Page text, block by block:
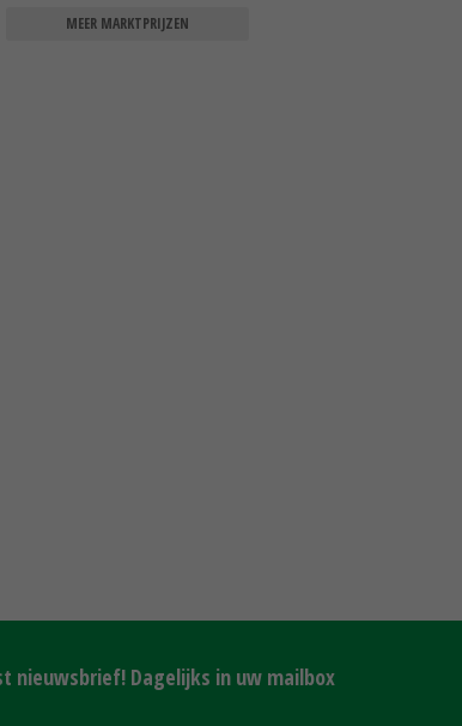
MEER MARKTPRIJZEN
nieuwsbrief! Dagelijks in uw mailbox